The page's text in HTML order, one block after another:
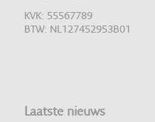
KVK: 55567789
BTW: NL127452953B01
Laatste nieuws